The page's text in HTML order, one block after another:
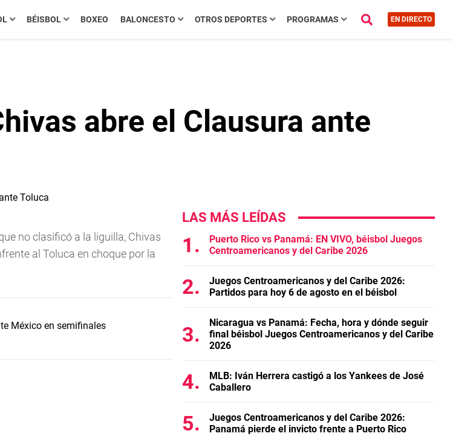
BÉISBOL BOXEO BALONCESTO OTROS DEPORTES PROGRAMAS EN DIRECTO
abre el Clausura ante
no clasificó a la liguilla, Chivas
al Toluca en choque por la
México en semifinales
LAS MÁS LEÍDAS
Puerto Rico vs Panamá: EN VIVO, béisbol Juegos
Centroamericanos y del Caribe 2026
Juegos Centroamericanos y del Caribe 2026:
Partidos para hoy 6 de agosto en el béisbol
Nicaragua vs Panamá: Fecha, hora y dónde seguir
final béisbol Juegos Centroamericanos y del Caribe
2026
MLB: Iván Herrera castigó a los Yankees de José
Caballero
Juegos Centroamericanos y del Caribe 2026:
Panamá pierde el invicto frente a Puerto Rico